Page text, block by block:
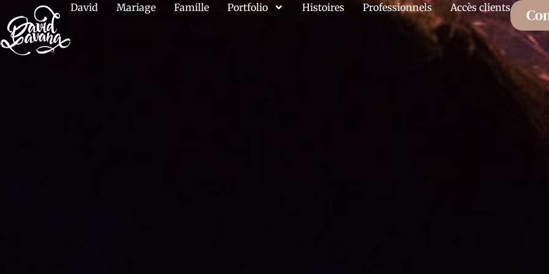
David Mariage Famille Portfolio Histoires Professionnels Accès clients